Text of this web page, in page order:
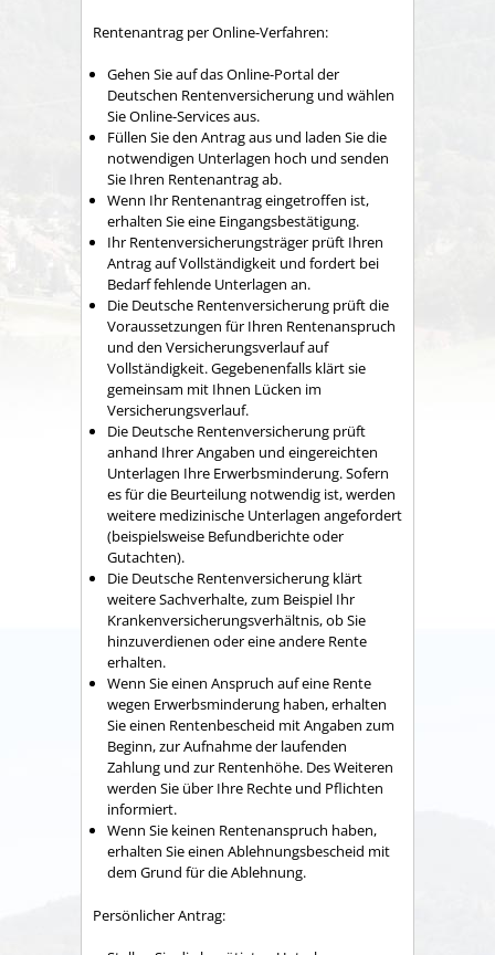
Rentenantrag per Online-Verfahren:
Gehen Sie auf das Online-Portal der
Deutschen Rentenversicherung und wählen
Sie Online-Services aus.
Füllen Sie den Antrag aus und laden Sie die
notwendigen Unterlagen hoch und senden
Sie Ihren Rentenantrag ab.
Wenn Ihr Rentenantrag eingetroffen ist,
erhalten Sie eine Eingangsbestätigung.
Ihr Rentenversicherungsträger prüft Ihren
Antrag auf Vollständigkeit und fordert bei
Bedarf fehlende Unterlagen an.
Die Deutsche Rentenversicherung prüft die
Voraussetzungen für Ihren Rentenanspruch
und den Versicherungsverlauf auf
Vollständigkeit. Gegebenenfalls klärt sie
gemeinsam mit Ihnen Lücken im
Versicherungsverlauf.
Die Deutsche Rentenversicherung prüft
anhand Ihrer Angaben und eingereichten
Unterlagen Ihre Erwerbsminderung. Sofern
es für die Beurteilung notwendig ist, werden
weitere medizinische Unterlagen angefordert
(beispielsweise Befundberichte oder
Gutachten).
Die Deutsche Rentenversicherung klärt
weitere Sachverhalte, zum Beispiel Ihr
Krankenversicherungsverhältnis, ob Sie
hinzuverdienen oder eine andere Rente
erhalten.
Wenn Sie einen Anspruch auf eine Rente
wegen Erwerbsminderung haben, erhalten
Sie einen Rentenbescheid mit Angaben zum
Beginn, zur Aufnahme der laufenden
Zahlung und zur Rentenhöhe. Des Weiteren
werden Sie über Ihre Rechte und Pflichten
informiert.
Wenn Sie keinen Rentenanspruch haben,
erhalten Sie einen Ablehnungsbescheid mit
dem Grund für die Ablehnung.
Persönlicher Antrag: